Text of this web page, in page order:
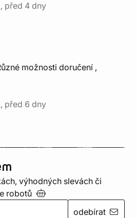
před 4 dny
možnosti doručení ,
před 6 dny
výhodných slevách či
robotů
odebírat